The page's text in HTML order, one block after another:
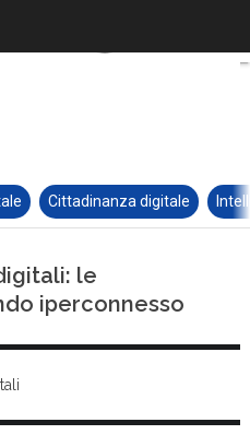
Cittadinanza digitale
le
iperconnesso